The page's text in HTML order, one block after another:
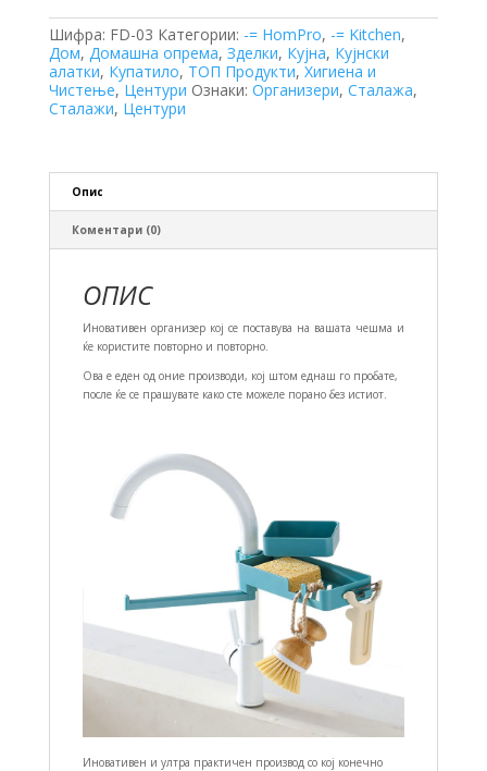
Шифра: FD-03 Категории: -= HomPro, -= Kitchen,
Дом, Домашна опрема, Зделки, Кујна, Кујнски
алатки, Купатило, ТОП Продукти, Хигиена и
Чистење, Центури Ознаки: Организери, Сталажа,
Сталажи, Центури
Опис
Коментари (0)
ОПИС
Иновативен организер кој се поставува на вашата чешма и
ќе користите повторно и повторно.
Ова е еден од оние производи, кој штом еднаш го пробате,
после ќе се прашувате како сте можеле порано без истиот.
Иновативен и ултра практичен производ со кој конечно